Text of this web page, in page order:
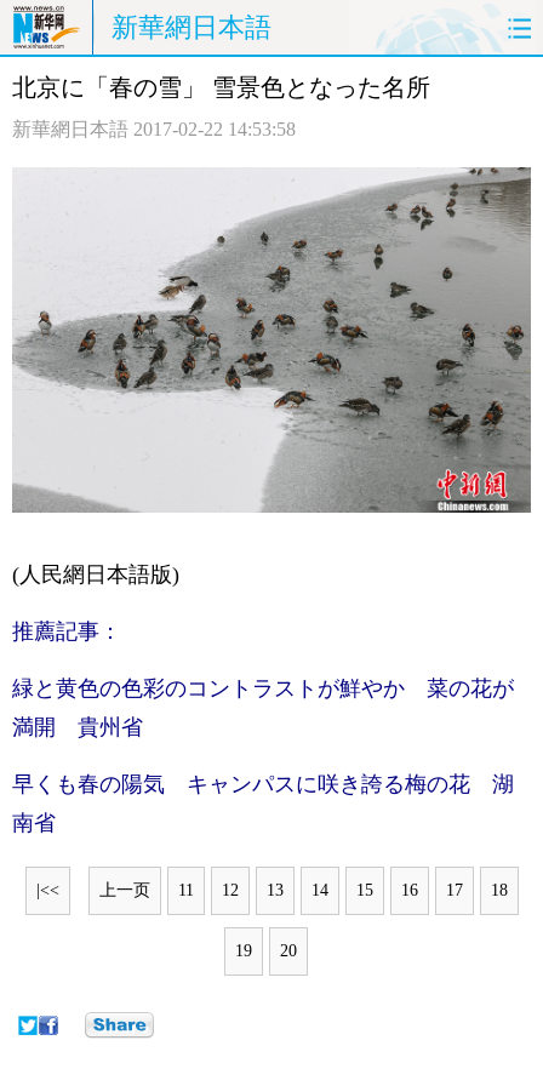
新華網日本語
ホームページ 政治 経済
評論 写真
北京に「春の雪」 雪景色となった名所
新華網日本語 2017-02-22 14:53:58
(人民網日本語版)
推薦記事：
緑と黄色の色彩のコントラストが鮮やか 菜の花が
満開 貴州省
早くも春の陽気 キャンパスに咲き誇る梅の花 湖
南省
|<< 上一页 11 12 13 14 15 16 17 18
19 20